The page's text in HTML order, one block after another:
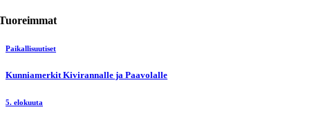
Paikallisuutiset
Kunniamerkit Kivirannalle ja Paavolalle
5. elokuuta